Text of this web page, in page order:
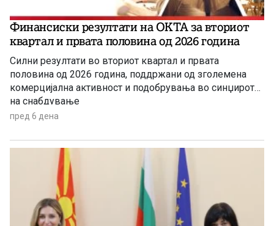
Финансиски резултати на ОКТА за вториот
квартал и првата половина од 2026 година
Силни резултати во вториот квартал и првата
половина од 2026 година, поддржани од зголемена
комерцијална активност и подобрувања во синџирот
на снабдување
пред 6 дена